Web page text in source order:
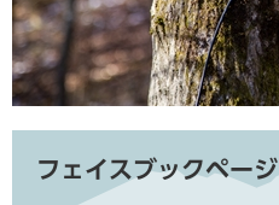
フェイスブックページ